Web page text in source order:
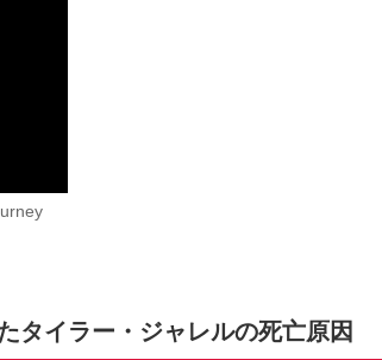
タイラー・ジャレルの死亡原因